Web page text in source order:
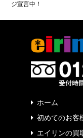
ジ宣言中！
ホーム
初めてのお客
エイリンの買